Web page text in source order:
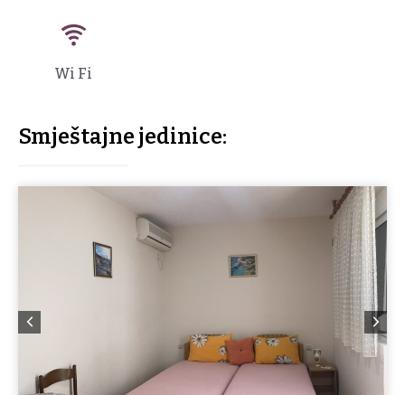
Wi Fi
Smještajne jedinice: